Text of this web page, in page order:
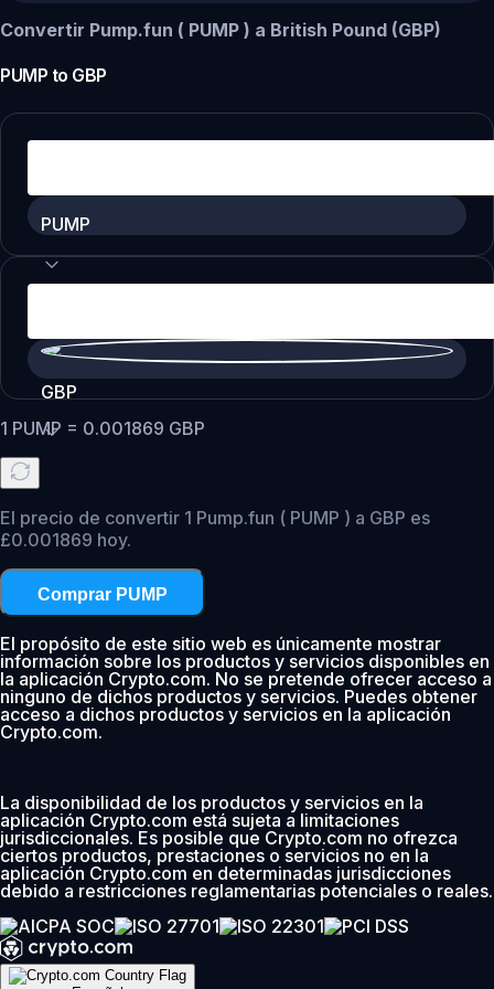
Convertir Pump.fun ( PUMP ) a British Pound (GBP)
PUMP to GBP
PUMP
GBP
1 PUMP = 0.001869 GBP
El precio de convertir 1 Pump.fun ( PUMP ) a GBP es
£0.001869 hoy.
Comprar PUMP
El propósito de este sitio web es únicamente mostrar
información sobre los productos y servicios disponibles en
la aplicación Crypto.com. No se pretende ofrecer acceso a
ninguno de dichos productos y servicios. Puedes obtener
acceso a dichos productos y servicios en la aplicación
Crypto.com.
La disponibilidad de los productos y servicios en la
aplicación Crypto.com está sujeta a limitaciones
jurisdiccionales. Es posible que Crypto.com no ofrezca
ciertos productos, prestaciones o servicios no en la
aplicación Crypto.com en determinadas jurisdicciones
debido a restricciones reglamentarias potenciales o reales.